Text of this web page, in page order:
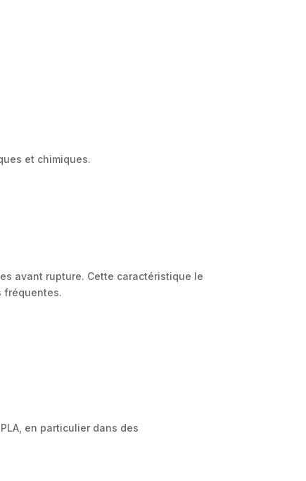
et chimiques.
avant rupture. Cette caractéristique le
fréquentes.
en particulier dans des